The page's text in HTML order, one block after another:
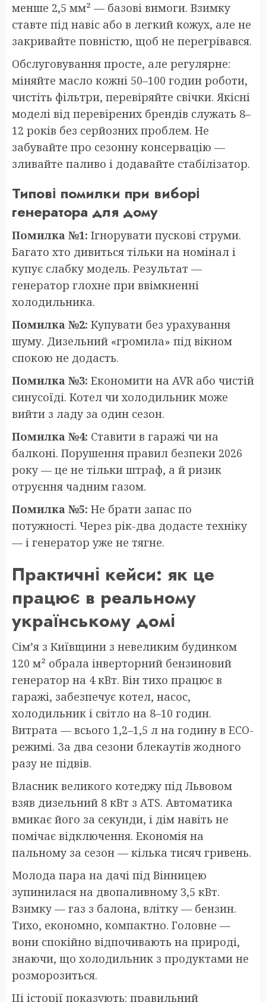
менше 2,5 мм² — базові вимоги. Взимку
ставте під навіс або в легкий кожух, але не
закривайте повністю, щоб не перегрівався.
Обслуговування просте, але регулярне:
міняйте масло кожні 50–100 годин роботи,
чистіть фільтри, перевіряйте свічки. Якісні
моделі від перевірених брендів служать 8–
12 років без серйозних проблем. Не
забувайте про сезонну консервацію —
зливайте паливо і додавайте стабілізатор.
Типові помилки при виборі
генератора для дому
Помилка №1: Ігнорувати пускові струми.
Багато хто дивиться тільки на номінал і
купує слабку модель. Результат —
генератор глохне при ввімкненні
холодильника.
Помилка №2: Купувати без урахування
шуму. Дизельний «громила» під вікном
спокою не додасть.
Помилка №3: Економити на AVR або чистій
синусоїді. Котел чи холодильник може
вийти з ладу за один сезон.
Помилка №4: Ставити в гаражі чи на
балконі. Порушення правил безпеки 2026
року — це не тільки штраф, а й ризик
отруєння чадним газом.
Помилка №5: Не брати запас по
потужності. Через рік-два додасте техніку
— і генератор уже не тягне.
Практичні кейси: як це
працює в реальному
українському домі
Сім’я з Київщини з невеликим будинком
120 м² обрала інверторний бензиновий
генератор на 4 кВт. Він тихо працює в
гаражі, забезпечує котел, насос,
холодильник і світло на 8–10 годин.
Витрата — всього 1,2–1,5 л на годину в ECO-
режимі. За два сезони блекаутів жодного
разу не підвів.
Власник великого котеджу під Львовом
взяв дизельний 8 кВт з ATS. Автоматика
вмикає його за секунди, і дім навіть не
помічає відключення. Економія на
пальному за сезон — кілька тисяч гривень.
Молода пара на дачі під Вінницею
зупинилася на двопаливному 3,5 кВт.
Взимку — газ з балона, влітку — бензин.
Тихо, економно, компактно. Головне —
вони спокійно відпочивають на природі,
знаючи, що холодильник з продуктами не
розморозиться.
Ці історії показують: правильний